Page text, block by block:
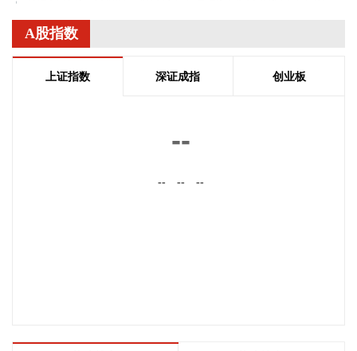
通航路线最终确定之前，将首先设立一条临时航道，并以此作
为未来正式路线的基础。在这一问题上，伊朗和阿曼两国的军
事部门已根据现有海图展开磋商。待相关谈判完成并形成最终
8月8日，阿维塔07L正式上市，搭载896线双光路图像级激光
董事长王辉在发布会上透露，截至8月8日，华为乾崑智驾里程
A股指数
上证指数 深证成指 创业板
--
-- -- --